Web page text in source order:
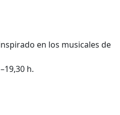
en los musicales de
h.